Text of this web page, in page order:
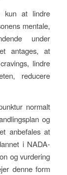
kun at lindre
mentale,
under
antages, at
lindre
reducere
normalt
og
anbefales at
i NADA-
og vurdering
denne form